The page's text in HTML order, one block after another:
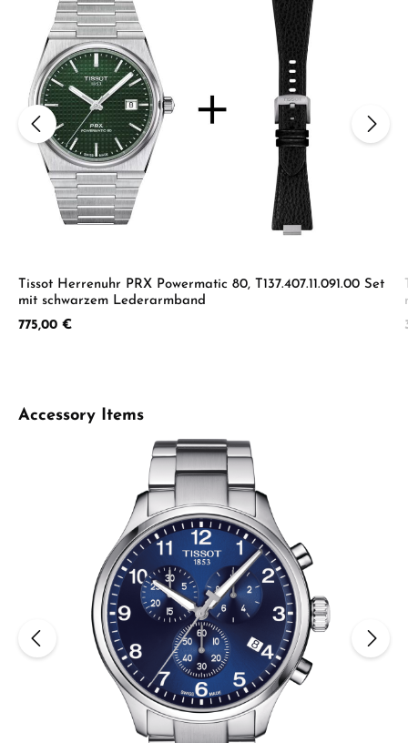
Tissot Herrenuhr PRX Powermatic 80, T137.407.11.091.00 Set
mit schwarzem Lederarmband
Regulärer Preis:
775,00 €
Produktgalerie überspringen
Accessory Items